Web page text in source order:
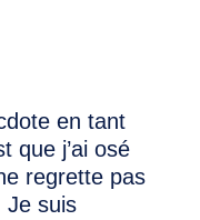
en tant
que j’ai osé
regrette pas
Je suis